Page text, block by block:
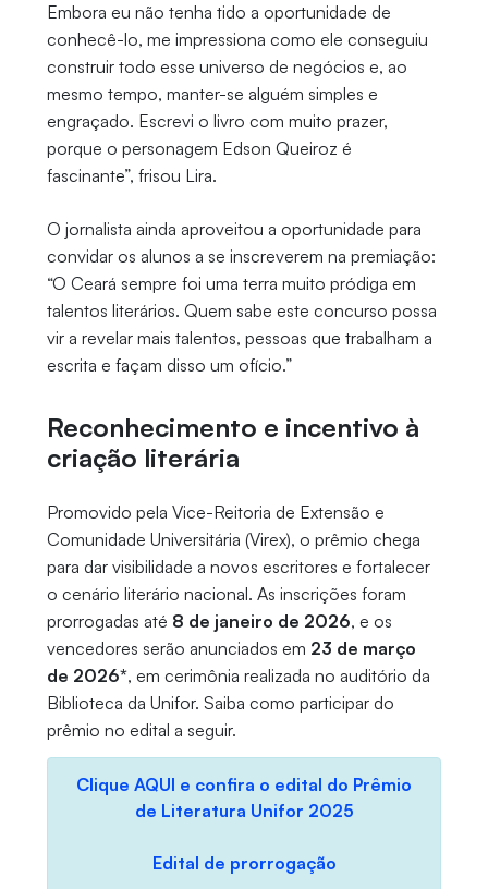
Embora eu não tenha tido a oportunidade de
conhecê-lo, me impressiona como ele conseguiu
construir todo esse universo de negócios e, ao
mesmo tempo, manter-se alguém simples e
engraçado. Escrevi o livro com muito prazer,
porque o personagem Edson Queiroz é
fascinante”, frisou Lira.
O jornalista ainda aproveitou a oportunidade para
convidar os alunos a se inscreverem na premiação:
“O Ceará sempre foi uma terra muito pródiga em
talentos literários. Quem sabe este concurso possa
vir a revelar mais talentos, pessoas que trabalham a
escrita e façam disso um ofício.”
Reconhecimento e incentivo à
criação literária
Promovido pela Vice-Reitoria de Extensão e
Comunidade Universitária (Virex), o prêmio chega
para dar visibilidade a novos escritores e fortalecer
o cenário literário nacional. As inscrições foram
prorrogadas até 8 de janeiro de 2026, e os
vencedores serão anunciados em 23 de março
de 2026*, em cerimônia realizada no auditório da
Biblioteca da Unifor. Saiba como participar do
prêmio no edital a seguir.
Clique AQUI e confira o edital do Prêmio
de Literatura Unifor 2025
Edital de prorrogação